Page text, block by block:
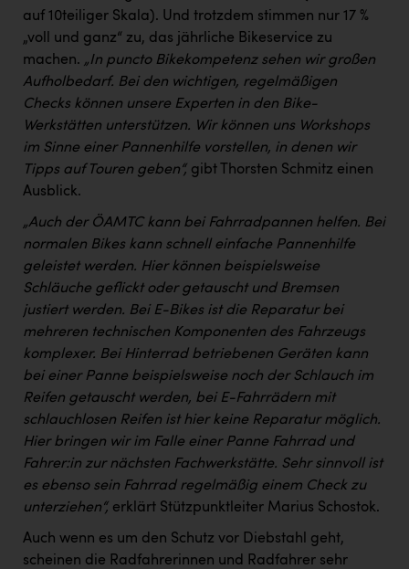
auf 10teiliger Skala). Und trotzdem stimmen nur 17 %
„voll und ganz“ zu, das jährliche Bikeservice zu
machen. „In puncto Bikekompetenz sehen wir großen
Aufholbedarf. Bei den wichtigen, regelmäßigen
Checks können unsere Experten in den Bike-
Werkstätten unterstützen. Wir können uns Workshops
im Sinne einer Pannenhilfe vorstellen, in denen wir
Tipps auf Touren geben“, gibt Thorsten Schmitz einen
Ausblick.
„Auch der ÖAMTC kann bei Fahrradpannen helfen. Bei
normalen Bikes kann schnell einfache Pannenhilfe
geleistet werden. Hier können beispielsweise
Schläuche geflickt oder getauscht und Bremsen
justiert werden. Bei E-Bikes ist die Reparatur bei
mehreren technischen Komponenten des Fahrzeugs
komplexer. Bei Hinterrad betriebenen Geräten kann
bei einer Panne beispielsweise noch der Schlauch im
Reifen getauscht werden, bei E-Fahrrädern mit
schlauchlosen Reifen ist hier keine Reparatur möglich.
Hier bringen wir im Falle einer Panne Fahrrad und
Fahrer:in zur nächsten Fachwerkstätte. Sehr sinnvoll ist
es ebenso sein Fahrrad regelmäßig einem Check zu
unterziehen“, erklärt Stützpunktleiter Marius Schostok.
Auch wenn es um den Schutz vor Diebstahl geht,
scheinen die Radfahrerinnen und Radfahrer sehr